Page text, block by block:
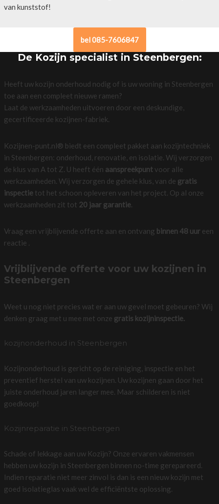
van kunststof!
bel 085-7606847
De Kozijn specialist in Steenbergen:
Heeft uw kozijn onderhoud nodig of is uw woning in Steenbergen
toe aan een compleet nieuwe ramen?
Laat de werkzaamheden uitvoeren door een deskundige,
gecertificeerde kozijnen-fabriek.
Kozijnen-punt.nl® biedt een compleet pakket aan kozijntechniek
in Steenbergen: onderhoud, renovatie, en isolatie. Wij verzorgen
de klus van A tot Z. U heeft één aanspreekpuntvoor alle
werkzaamheden. Wij verzorgen de gehele klus, van de gratis
inspectietot het schoon opleveren van het project. Op al onze
werkzaamheden zit tot 20 jaar garantie.
Vraag een vrijblijvende offerte aan en ontvang binnen 48 uureen
reactie .
Vrijblijvende offerte voor uw kozijnen in
Steenbergen
Weet u nog niet precies wat er aan uw gevel moet gebeuren? Wij
denken graag met u mee met onze gratis kozijninspectie.
kozijnonderhoud in Steenbergen
Kozijnonderhoud is gericht op de reiniging, inspectie en het
preventief herstel van uw kozijnen. Uw kozijnen gaan door het
juiste onderhoud jaren langer mee. Maar schilderen is niet
goedkoop!
Kozijnreparatie in Steenbergen
Schade of lekkage aan uw Kozijn? Onze ervaren vakmensen
hebben uw kozijn in Steenbergen binnen no-time gerepareerd.
Indien reparatie niet meer zinvol is dan is een nieuw kozijn met
goed isolatieglas vaak wel de efficiëntste oplossing.